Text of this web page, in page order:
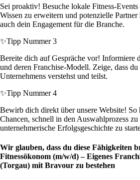
Sei proaktiv! Besuche lokale Fitness-
Wissen zu erweitern und potenzielle
auch dein Engagement für die Branche.
✨Tipp Nummer 3
Bereite dich auf Gespräche vor!
und deren Franchise-Modell. Zeige, dass
Unternehmens verstehst und teilst.
✨Tipp Nummer 4
Bewirb dich direkt über unsere Website! So
Chancen, schnell in den Auswahlprozess
unternehmerische Erfolgsgeschichte zu
Wir glauben, dass du diese Fähigkeiten
Fitnessökonom (m/w/d) – Eigenes
(Torgau) mit Bravour zu bestehen